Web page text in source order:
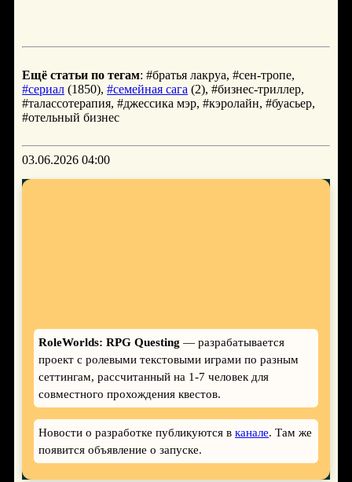
Ещё статьи по тегам: #братья лакруа, #сен-тропе,
#сериал (1850), #семейная сага (2), #бизнес-триллер,
#талассотерапия, #джессика мэр, #кэролайн, #буасьер,
#отельный бизнес
03.06.2026 04:00
RoleWorlds: RPG Questing — разрабатывается
проект с ролевыми текстовыми играми по разным
сеттингам, рассчитанный на 1-7 человек для
совместного прохождения квестов.
Новости о разработке публикуются в канале. Там же
появится объявление о запуске.